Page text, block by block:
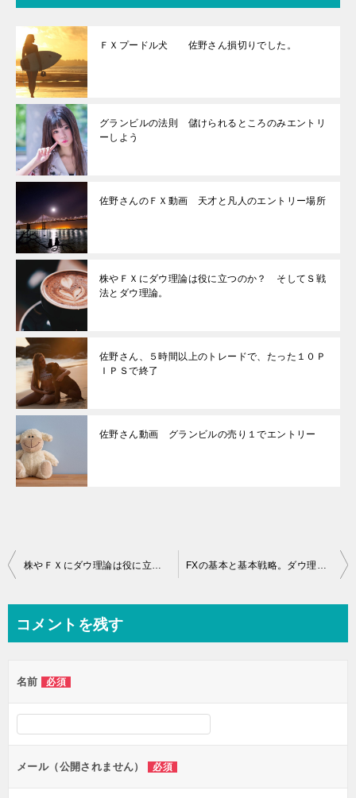
ＦＸプードル犬 佐野さん損切りでした。
グランビルの法則 儲けられるところのみエントリ
ーしよう
佐野さんのＦＸ動画 天才と凡人のエントリー場所
株やＦＸにダウ理論は役に立つのか？ そしてＳ戦
法とダウ理論。
佐野さん、５時間以上のトレードで、たった１０Ｐ
ＩＰＳで終了
佐野さん動画 グランビルの売り１でエントリー
投
ビ
ー
シ
ョ
ン
株やＦＸにダウ理論は役に立つのか？ そしてＳ戦法とダウ理論。 FXの基本と基本戦略。ダウ理論で利益を伸ばしていく
コメントを残す
名前 必須
メール（公開されません） 必須